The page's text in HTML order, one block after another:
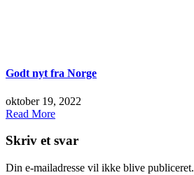
Godt nyt fra Norge
oktober 19, 2022
Read More
Skriv et svar
Din e-mailadresse vil ikke blive publiceret.